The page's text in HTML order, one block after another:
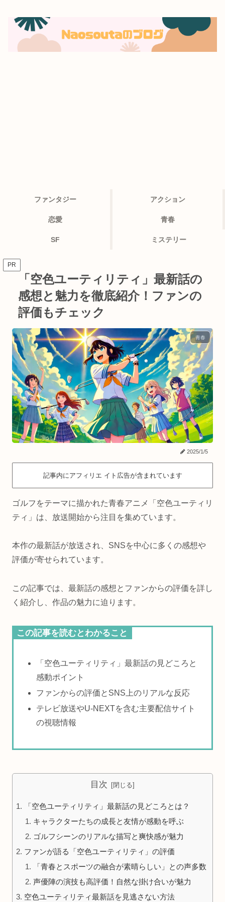
ファンタジー アクション
恋愛 青春
SF ミステリー
PR
「空色ユーティリティ」最新話の
感想と魅力を徹底紹介！ファンの
評価もチェック
青春
2025/1/5
記事内にアフィリエ イト広告が含まれています
ゴルフをテーマに描かれた青春アニメ「空色ユーティリ
ティ」は、放送開始から注目を集めています。
本作の最新話が放送され、SNSを中心に多くの感想や
評価が寄せられています。
この記事では、最新話の感想とファンからの評価を詳し
く紹介し、作品の魅力に迫ります。
この記事を読むとわかること
「空色ユーティリティ」最新話の見どころと
感動ポイント
ファンからの評価とSNS上のリアルな反応
テレビ放送やU-NEXTを含む主要配信サイト
の視聴情報
目次
「空色ユーティリティ」最新話の見どころとは？
キャラクターたちの成長と友情が感動を呼ぶ
ゴルフシーンのリアルな描写と爽快感が魅力
ファンが語る「空色ユーティリティ」の評価
「青春とスポーツの融合が素晴らしい」との声多数
声優陣の演技も高評価！自然な掛け合いが魅力
空色ユーティリティ最新話を見逃さない方法